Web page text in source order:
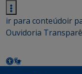
ir para conteúdoir
Ouvidoria